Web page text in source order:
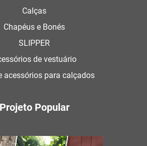
Calças
Chapéus e Bonés
SLIPPER
de vestuário
acessórios para calçados
Projeto Popular